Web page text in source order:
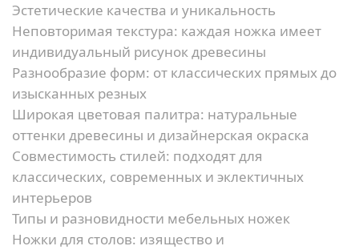
Эстетические качества и уникальность
Неповторимая текстура: каждая ножка имеет
индивидуальный рисунок древесины
Разнообразие форм: от классических прямых до
изысканных резных
Широкая цветовая палитра: натуральные
оттенки древесины и дизайнерская окраска
Совместимость стилей: подходят для
классических, современных и эклектичных
интерьеров
Типы и разновидности мебельных ножек
Ножки для столов: изящество и